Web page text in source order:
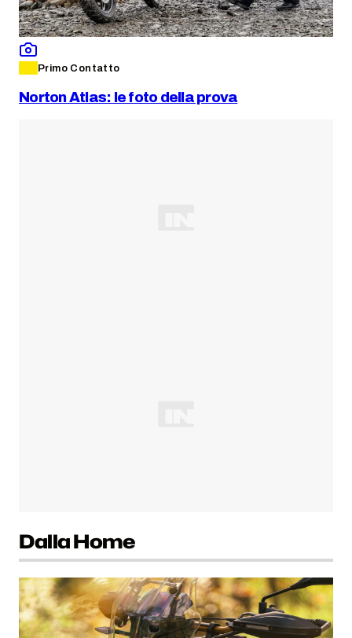
Primo Contatto
Norton Atlas: le foto della prova
Dalla Home